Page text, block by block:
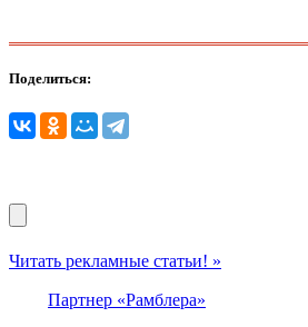
Поделиться:
Читать рекламные статьи! »
Партнер «Рамблера»